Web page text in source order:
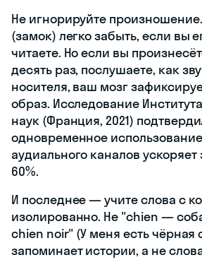
Не игнорируйте
(замок) легко забыть, если вы
читаете. Но если вы
десять раз, послушаете, как
носителя, ваш мозг
образ. Исследование
наук (Франция, 2021)
одновременное
аудиального каналов
60%.
И последнее — учите слова с
изолированно. Не "chien —
chien noir" (У меня есть чёрная
запоминает истории, а не